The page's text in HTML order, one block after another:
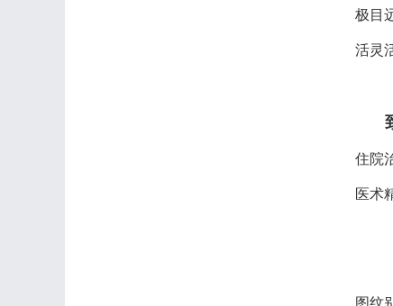
极目
活灵
住院
医术
图纹